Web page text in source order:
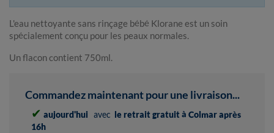
L'eau nettoyante sans rinçage bébé Klorane est un soin
spécialement conçu pour les peaux normales.
Un flacon contient 750ml.
Commandez maintenant pour une livraison...
✔ aujourd'hui avec le retrait gratuit à Colmar après
16h